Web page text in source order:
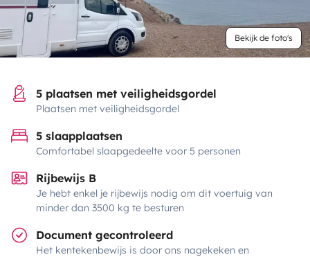
Bekijk de foto's
5 plaatsen met veiligheidsgordel
Plaatsen met veiligheidsgordel
5 slaapplaatsen
Comfortabel slaapgedeelte voor 5 personen
Rijbewijs B
Je hebt enkel je rijbewijs nodig om dit voertuig van
minder dan 3500 kg te besturen
Document gecontroleerd
Het kentekenbewijs is door ons nagekeken en